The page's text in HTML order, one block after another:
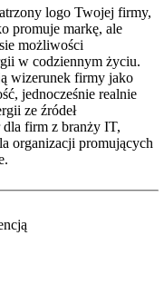
logo Twojej firmy,
promuje markę, ale
możliwości
w codziennym życiu.
wizerunek firmy jako
jednocześnie realnie
ze źródeł
firm z branży IT,
organizacji promujących